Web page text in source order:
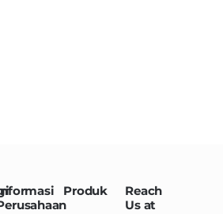
Produk
Reach
Us at